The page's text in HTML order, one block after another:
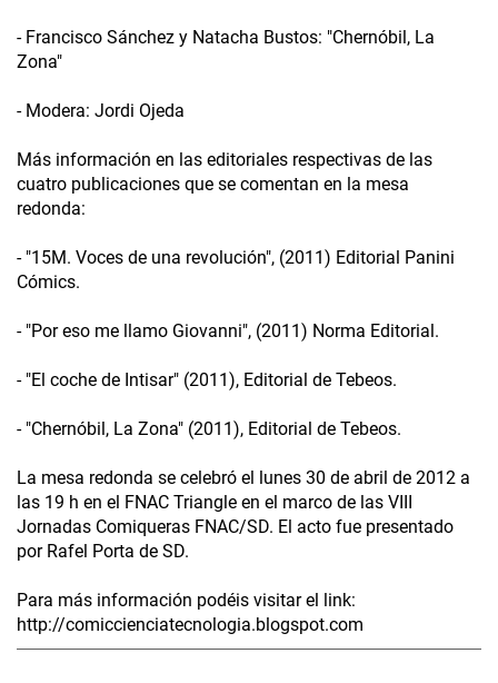
- Francisco Sánchez y Natacha Bustos: "Chernóbil, La
Zona"
- Modera: Jordi Ojeda
Más información en las editoriales respectivas de las
cuatro publicaciones que se comentan en la mesa
redonda:
- "15M. Voces de una revolución", (2011) Editorial Panini
Cómics.
- "Por eso me llamo Giovanni", (2011) Norma Editorial.
- "El coche de Intisar" (2011), Editorial de Tebeos.
- "Chernóbil, La Zona" (2011), Editorial de Tebeos.
La mesa redonda se celebró el lunes 30 de abril de 2012 a
las 19 h en el FNAC Triangle en el marco de las VIII
Jornadas Comiqueras FNAC/SD. El acto fue presentado
por Rafel Porta de SD.
Para más información podéis visitar el link:
http://comiccienciatecnologia.blogspot.com